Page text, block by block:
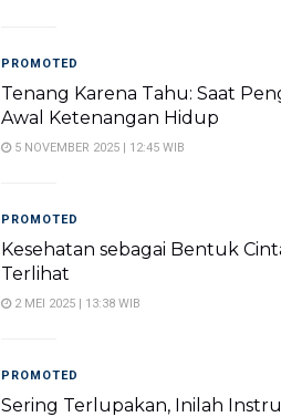
PROMOTED
Tenang Karena Tahu: Saat
Awal Ketenangan Hidup
5 NOVEMBER 2025 | 12:45 WIB
PROMOTED
Kesehatan sebagai Bentuk
Terlihat
2 MEI 2025 | 13:38 WIB
PROMOTED
Sering Terlupakan, Inilah